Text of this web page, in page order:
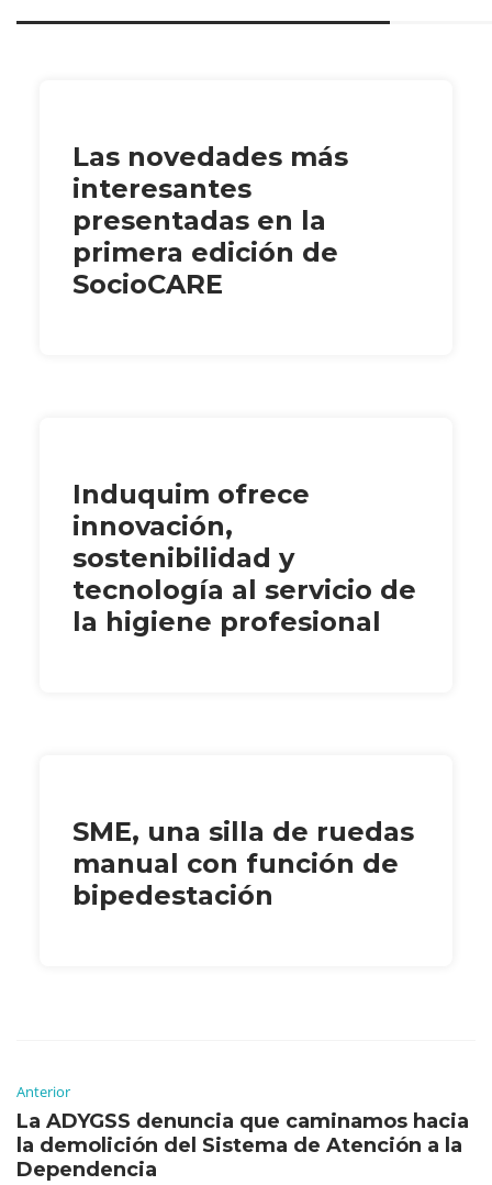
Las novedades más
interesantes
presentadas en la
primera edición de
SocioCARE
Induquim ofrece
innovación,
sostenibilidad y
tecnología al servicio de
la higiene profesional
SME, una silla de ruedas
manual con función de
bipedestación
Anterior
La ADYGSS denuncia que caminamos hacia
la demolición del Sistema de Atención a la
Dependencia